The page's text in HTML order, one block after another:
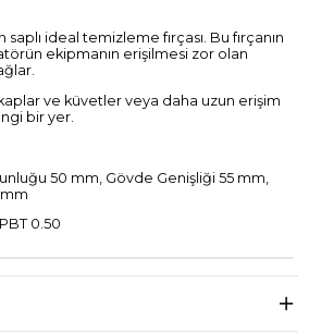
ideal temizleme fırçası. Bu fırçanın
ekipmanın erişilmesi zor olan
ve küvetler veya daha uzun erişim
bir yer.
50 mm, Gövde Genişliği 55 mm,
0.50